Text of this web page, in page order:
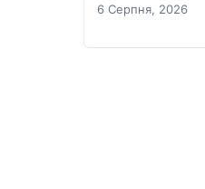
6 Серпня, 2026